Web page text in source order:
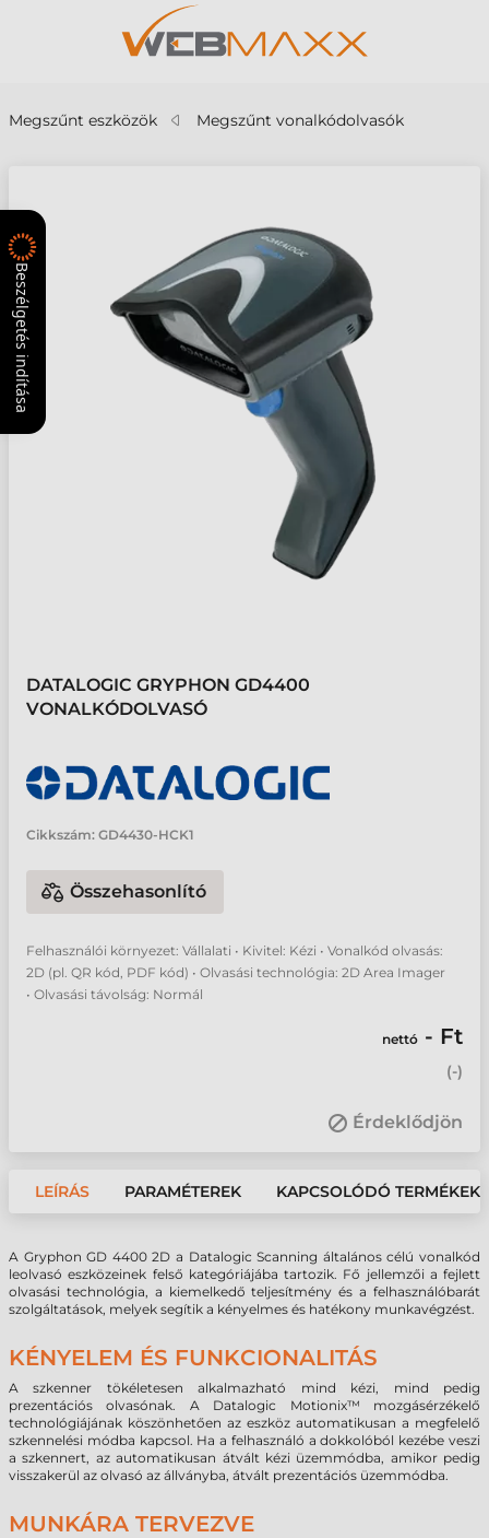
Megszűnt eszközök Megszűnt vonalkódolvasók
DATALOGIC GRYPHON GD4400
VONALKÓDOLVASÓ
Cikkszám: GD4430-HCK1
Összehasonlító
Felhasználói környezet: Vállalati • Kivitel: Kézi • Vonalkód olvasás:
2D (pl. QR kód, PDF kód) • Olvasási technológia: 2D Area Imager
• Olvasási távolság: Normál
nettó - Ft
(-)
Érdeklődjön
LEÍRÁS PARAMÉTEREK KAPCSOLÓDÓ TERMÉKEK
A Gryphon GD 4400 2D a Datalogic Scanning általános célú vonalkód
leolvasó eszközeinek felső kategóriájába tartozik. Fő jellemzői a fejlett
olvasási technológia, a kiemelkedő teljesítmény és a felhasználóbarát
szolgáltatások, melyek segítik a kényelmes és hatékony munkavégzést.
KÉNYELEM ÉS FUNKCIONALITÁS
A szkenner tökéletesen alkalmazható mind kézi, mind pedig
prezentációs olvasónak. A Datalogic Motionix™ mozgásérzékelő
technológiájának köszönhetően az eszköz automatikusan a megfelelő
szkennelési módba kapcsol. Ha a felhasználó a dokkolóból kezébe veszi
a szkennert, az automatikusan átvált kézi üzemmódba, amikor pedig
visszakerül az olvasó az állványba, átvált prezentációs üzemmódba.
MUNKÁRA TERVEZVE
Beszélgetés indítása